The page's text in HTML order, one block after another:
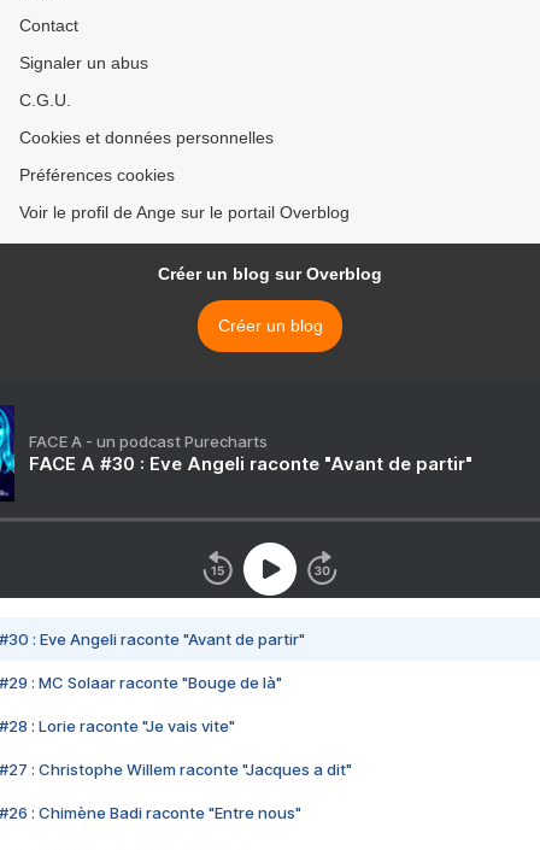
Contact
Signaler un abus
C.G.U.
Cookies et données personnelles
Préférences cookies
Voir le profil de Ange sur le portail Overblog
Créer un blog sur Overblog
Créer un blog
FACE A - un podcast Purecharts
FACE A #30 : Eve Angeli raconte "Avant de partir"
#30 : Eve Angeli raconte "Avant de partir"
#29 : MC Solaar raconte "Bouge de là"
#28 : Lorie raconte "Je vais vite"
#27 : Christophe Willem raconte "Jacques a dit"
#26 : Chimène Badi raconte "Entre nous"